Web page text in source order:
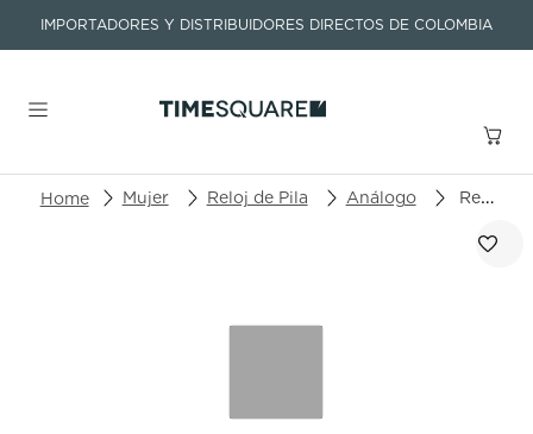
IMPORTADORES Y DISTRIBUIDORES DIRECTOS DE COLOMBIA
Buscar un producto o artículo
Mujer Reloj de Pila Análogo Reloj Oris Aquis Date 01 733 7770 4158-07 8 18 05P
TÉRMINOS MÁS BUSCADOS
4.